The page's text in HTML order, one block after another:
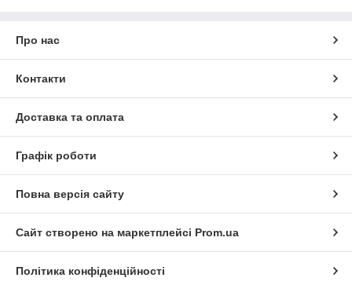
Про нас
Контакти
Доставка та оплата
Графік роботи
Повна версія сайту
Сайт створено на маркетплейсі Prom.ua
Політика конфіденційності